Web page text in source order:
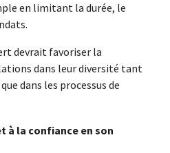
en limitant la durée, le
devrait favoriser la
dans leur diversité tant
dans les processus de
à la confiance en son